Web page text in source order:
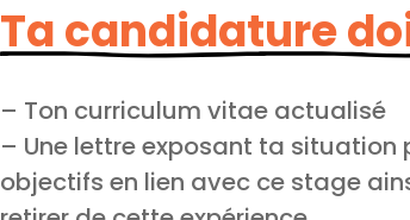
Ta candidature
– Ton curriculum vitae actualisé
– Une lettre exposant ta situation
objectifs en lien avec ce stage